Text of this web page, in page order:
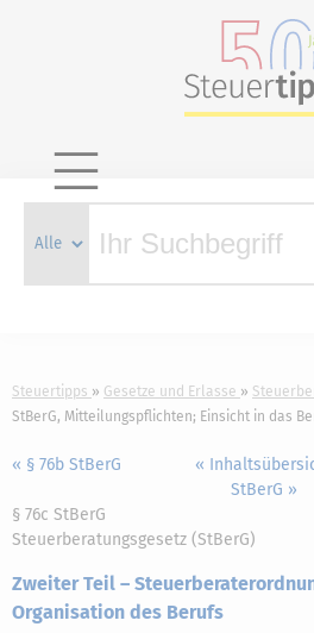
Steuertipps Gesetze und Erlasse
StBerG, Mitteilungspflichten; Einsicht in das
« § 76b StBerG
«
StBerG »
§ 76c StBerG
Steuerberatungsgesetz (StBerG)
Zweiter Teil –
Organisation des Berufs